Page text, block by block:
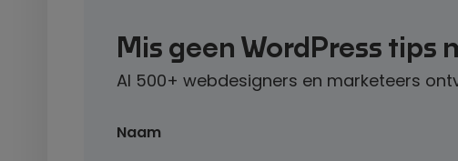
Mis geen WordPress tips
Al 500+ webdesigners en marketeers
Naam